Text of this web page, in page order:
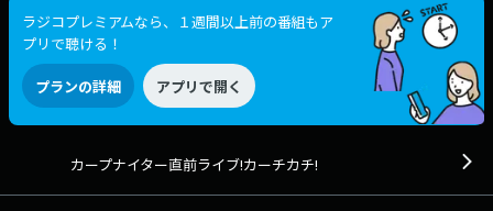
ラジコプレミアムなら、１週間以上前の番組もア
プリで聴ける！
プランの詳細 アプリで開く
カープナイター直前ライブ!カーチカチ!